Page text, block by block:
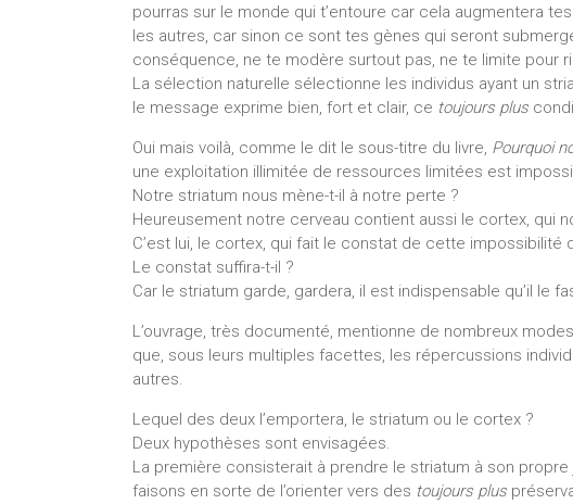
pourras sur le monde qui t’entoure car cela augmentera
les autres, car sinon ce sont tes gènes qui seront
conséquence, ne te modère surtout pas, ne te limite pour
La sélection naturelle sélectionne les individus ayant un
le message exprime bien, fort et clair, ce toujours plus
Oui mais voilà, comme le dit le sous-titre du livre, Pourquoi
une exploitation illimitée de ressources limitées est
Notre striatum nous mène-t-il à notre perte ?
Heureusement notre cerveau contient aussi le cortex, qui
C’est lui, le cortex, qui fait le constat de cette impossibilité
Le constat suffira-t-il ?
Car le striatum garde, gardera, il est indispensable qu’il le
L’ouvrage, très documenté, mentionne de nombreux
que, sous leurs multiples facettes, les répercussions
autres.
Lequel des deux l’emportera, le striatum ou le cortex ?
Deux hypothèses sont envisagées.
La première consisterait à prendre le striatum à son propre
faisons en sorte de l’orienter vers des toujours plus